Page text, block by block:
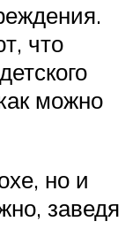
что
можно
но и
заведя